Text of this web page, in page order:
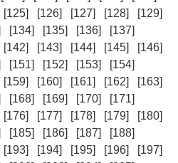
[125] [126] [127] [128]
[129]
[134] [135] [136]
[137]
[142] [143] [144] [145]
[146]
[151] [152] [153]
[154]
[159] [160] [161] [162]
[163]
[168] [169] [170]
[171]
[176] [177] [178] [179]
[180]
[185] [186] [187]
[188]
[193] [194] [195] [196]
[197]